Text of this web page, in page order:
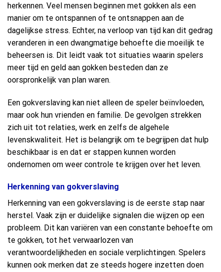
herkennen. Veel mensen beginnen met gokken als een
manier om te ontspannen of te ontsnappen aan de
dagelijkse stress. Echter, na verloop van tijd kan dit gedrag
veranderen in een dwangmatige behoefte die moeilijk te
beheersen is. Dit leidt vaak tot situaties waarin spelers
meer tijd en geld aan gokken besteden dan ze
oorspronkelijk van plan waren.
Een gokverslaving kan niet alleen de speler beïnvloeden,
maar ook hun vrienden en familie. De gevolgen strekken
zich uit tot relaties, werk en zelfs de algehele
levenskwaliteit. Het is belangrijk om te begrijpen dat hulp
beschikbaar is en dat er stappen kunnen worden
ondernomen om weer controle te krijgen over het leven.
Herkenning van gokverslaving
Herkenning van een gokverslaving is de eerste stap naar
herstel. Vaak zijn er duidelijke signalen die wijzen op een
probleem. Dit kan variëren van een constante behoefte om
te gokken, tot het verwaarlozen van
verantwoordelijkheden en sociale verplichtingen. Spelers
kunnen ook merken dat ze steeds hogere inzetten doen